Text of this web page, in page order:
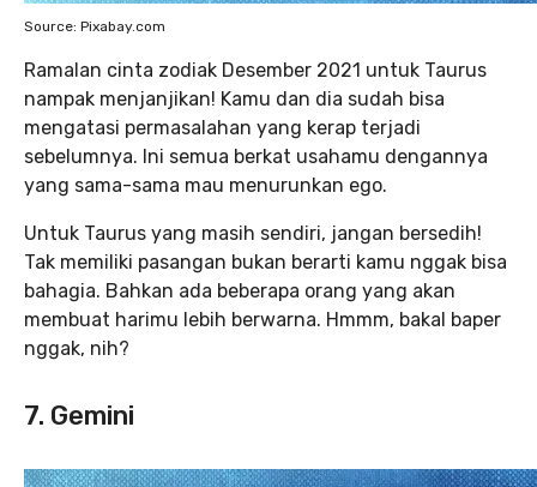
Source: Pixabay.com
Ramalan cinta zodiak Desember 2021 untuk Taurus
nampak menjanjikan! Kamu dan dia sudah bisa
mengatasi permasalahan yang kerap terjadi
sebelumnya. Ini semua berkat usahamu dengannya
yang sama-sama mau menurunkan ego.
Untuk Taurus yang masih sendiri, jangan bersedih!
Tak memiliki pasangan bukan berarti kamu nggak bisa
bahagia. Bahkan ada beberapa orang yang akan
membuat harimu lebih berwarna. Hmmm, bakal baper
nggak, nih?
7. Gemini